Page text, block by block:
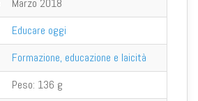
Marzo 2018
Educare oggi
Formazione, educazione e laicità
Peso: 136 g